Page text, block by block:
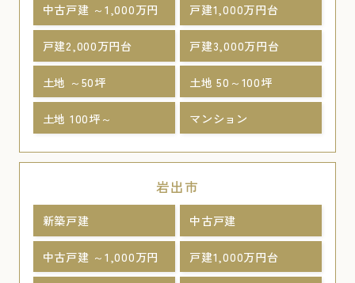
中古戸建 ～1,000万円 戸建1,000万円台
戸建2,000万円台 戸建3,000万円台
土地 ～50坪 土地 50～100坪
土地 100坪～ マンション
岩出市
新築戸建 中古戸建
中古戸建 ～1,000万円 戸建1,000万円台